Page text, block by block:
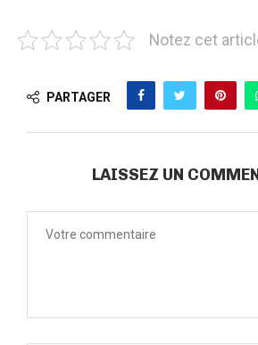
Notez cet
PARTAGER
LAISSEZ UN